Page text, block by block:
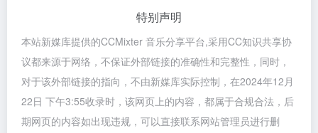
特别声明
本站新媒库提供的CCMixter 音乐分享平台,采用CC知识共享协
议都来源于网络，不保证外部链接的准确性和完整性，同时，
对于该外部链接的指向，不由新媒库实际控制，在2024年12月
22日 下午3:55收录时，该网页上的内容，都属于合规合法，后
期网页的内容如出现违规，可以直接联系网站管理员进行删